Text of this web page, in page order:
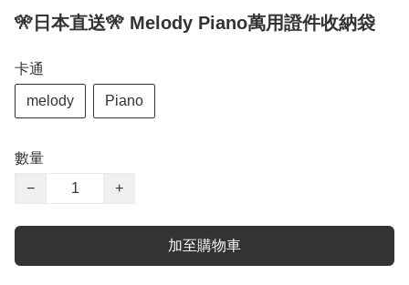
🎌日本直送🎌 Melody Piano萬用證件收納袋
卡通
melody Piano
數量
−
+
加至購物車